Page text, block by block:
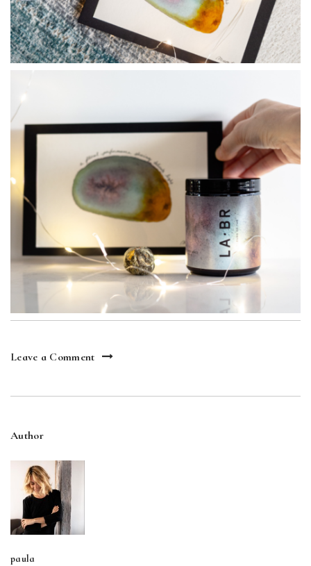
Leave a Comment
Author
paula